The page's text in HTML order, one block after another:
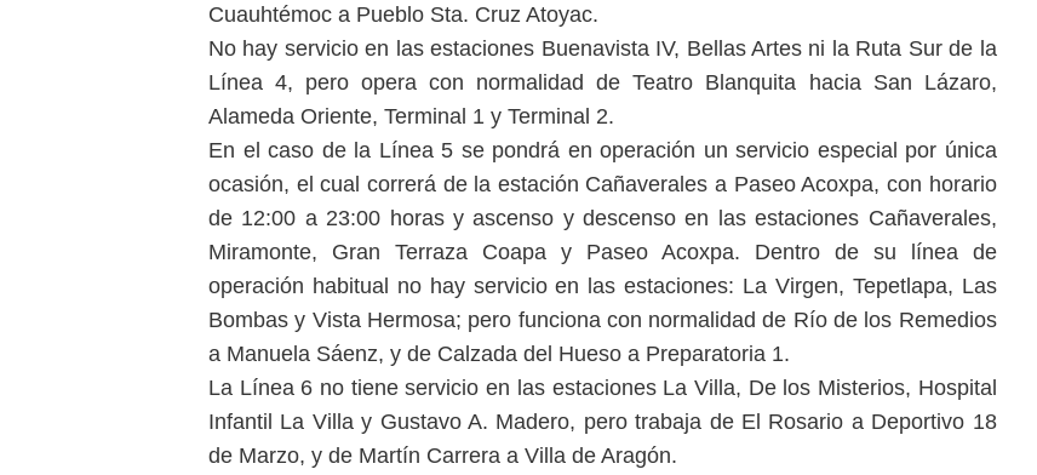
Cuauhtémoc a Pueblo Sta. Cruz Atoyac.
No hay servicio en las estaciones Buenavista IV, Bellas Artes ni la Ruta Sur de la
Línea 4, pero opera con normalidad de Teatro Blanquita hacia San Lázaro,
Alameda Oriente, Terminal 1 y Terminal 2.
En el caso de la Línea 5 se pondrá en operación un servicio especial por única
ocasión, el cual correrá de la estación Cañaverales a Paseo Acoxpa, con horario
de 12:00 a 23:00 horas y ascenso y descenso en las estaciones Cañaverales,
Miramonte, Gran Terraza Coapa y Paseo Acoxpa. Dentro de su línea de
operación habitual no hay servicio en las estaciones: La Virgen, Tepetlapa, Las
Bombas y Vista Hermosa; pero funciona con normalidad de Río de los Remedios
a Manuela Sáenz, y de Calzada del Hueso a Preparatoria 1.
La Línea 6 no tiene servicio en las estaciones La Villa, De los Misterios, Hospital
Infantil La Villa y Gustavo A. Madero, pero trabaja de El Rosario a Deportivo 18
de Marzo, y de Martín Carrera a Villa de Aragón.